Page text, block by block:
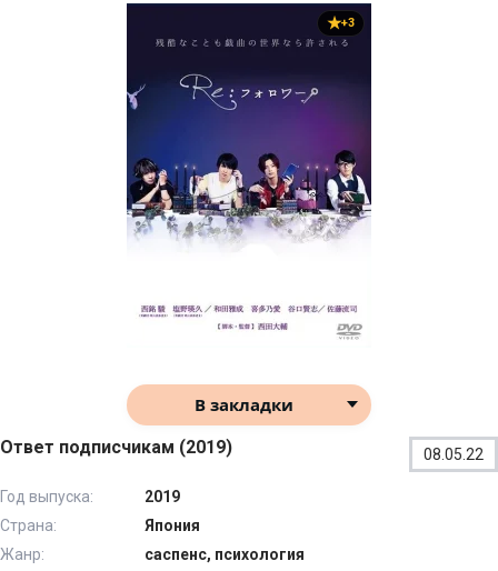
+3
В закладки
Ответ подписчикам (2019) 08.05.22
Год выпуска:
2019
Страна:
Япония
Жанр:
саспенс, психология